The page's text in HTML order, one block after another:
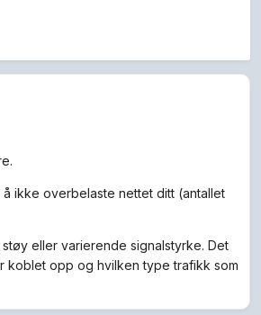
ikke overbelaste nettet ditt (antallet
eller varierende signalstyrke. Det
koblet opp og hvilken type trafikk som